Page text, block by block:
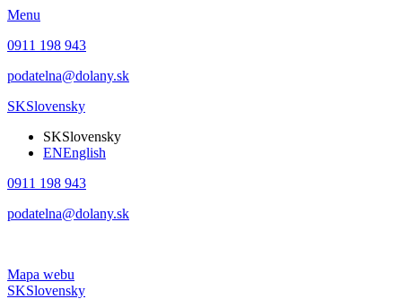
Menu
0911 198 943
podatelna@dolany.sk
SKSlovensky
SKSlovensky
ENEnglish
0911 198 943
podatelna@dolany.sk
Mapa webu
SKSlovensky